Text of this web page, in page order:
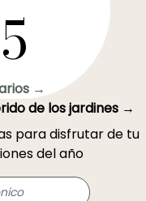
→
de los jardines →
para disfrutar de tu
del año